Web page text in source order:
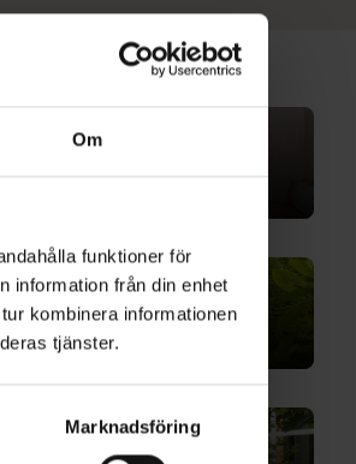
Om
funktioner för
information från din enhet
kombinera informationen
tjänster.
Marknadsföring
Center